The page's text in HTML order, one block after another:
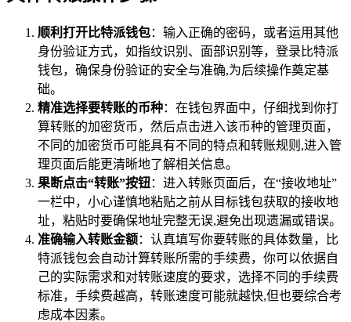
顺利打开比特派钱包：输入正确的密码，或者运用其他
身份验证方式，如指纹识别、面部识别等，登录比特派
钱包，确保身份验证的安全与准确,为后续操作奠定基
础。
精准选择要转账的币种：在钱包界面中，仔细找到你打
算转账的加密货币，然后点击进入该币种的管理页面，
不同的加密货币可能具有不同的特点和转账规则,进入管
理页面后能更清晰地了解相关信息。
果断点击“转账”按钮：进入转账页面后，在“接收地址”
一栏中，小心谨慎地粘贴之前从目标钱包获取的接收地
址，粘贴时要确保地址完整无误,避免出现遗漏或错误。
准确输入转账金额：认真填写你要转账的具体数量，比
特派钱包会自动计算转账所需的手续费，你可以依据自
己的实际需求和对转账速度的要求，选择不同的手续费
标准，手续费越高，转账速度可能就越快,但也要综合考
虑成本因素。